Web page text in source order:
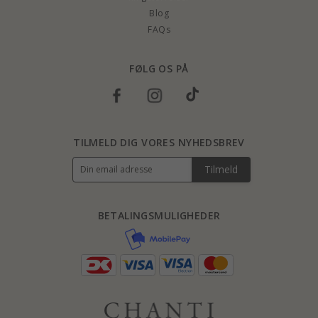
Blog
FAQs
FØLG OS PÅ
BETALINGSMULIGHEDER
TILMELD DIG VORES NYHEDSBREV
Tilmeld